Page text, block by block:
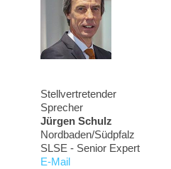
Stellvertretender
Sprecher
Jürgen Schulz
Nordbaden/Südpfalz
SLSE - Senior Expert
E-Mail